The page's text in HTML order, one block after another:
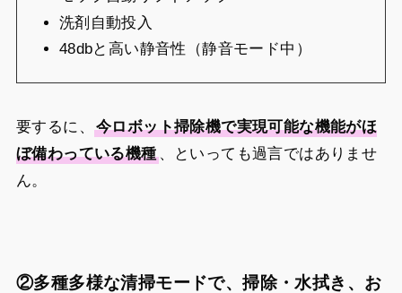
洗剤自動投入
48dbと高い静音性（静音モード中）
要するに、
今ロボット掃除機で実現可能な機能がほ
ぼ備わっている機種、といっても過言ではありませ
ん。
②多種多様な清掃モードで、掃除・水拭き、お